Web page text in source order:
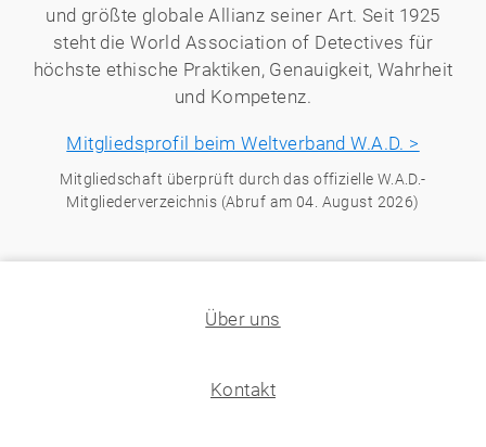
und größte globale Allianz seiner Art. Seit 1925
steht die World Association of Detectives für
höchste ethische Praktiken, Genauigkeit, Wahrheit
und Kompetenz.
Mitgliedsprofil beim Weltverband W.A.D. >
Mitgliedschaft überprüft durch das offizielle W.A.D.-
Mitgliederverzeichnis (Abruf am 04. August 2026)
Über uns
Kontakt